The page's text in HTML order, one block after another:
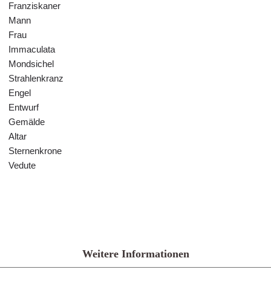
Franziskaner
Mann
Frau
Immaculata
Mondsichel
Strahlenkranz
Engel
Entwurf
Gemälde
Altar
Sternenkrone
Vedute
Weitere Informationen